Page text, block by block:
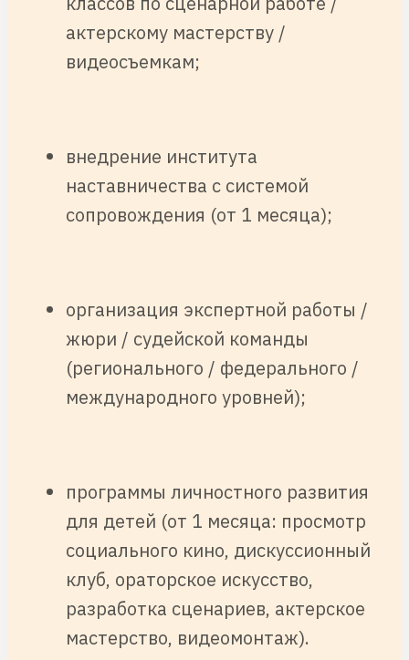
актерскому мастерству /
видеосъемкам;
внедрение института
наставничества с системой
сопровождения (от 1 месяца);
организация экспертной работы /
жюри / судейской команды
(регионального / федерального /
международного уровней);
программы личностного развития
для детей (от 1 месяца: просмотр
социального кино, дискуссионный
клуб, ораторское искусство,
разработка сценариев, актерское
мастерство, видеомонтаж).